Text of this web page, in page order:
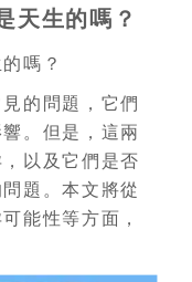
天生的嗎？
嗎？
的問題，它們
。但是，這兩
以及它們是否
題。本文將從
能性等方面，